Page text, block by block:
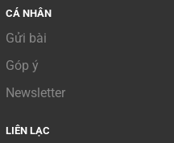
CÁ NHÂN
Gửi bài
Góp ý
Newsletter
LIÊN LẠC